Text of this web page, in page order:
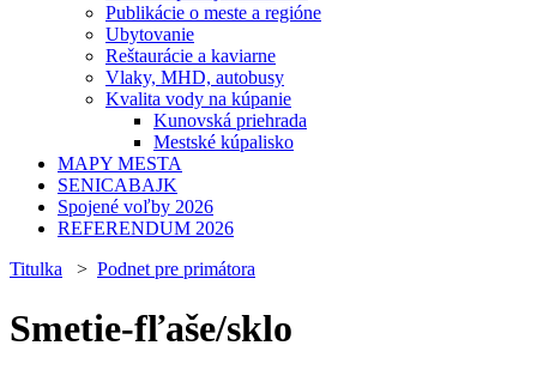
Publikácie o meste a regióne
Ubytovanie
Reštaurácie a kaviarne
Vlaky, MHD, autobusy
Kvalita vody na kúpanie
Kunovská priehrada
Mestské kúpalisko
MAPY MESTA
SENICABAJK
Spojené voľby 2026
REFERENDUM 2026
Titulka > Podnet pre primátora
Smetie-fľaše/sklo